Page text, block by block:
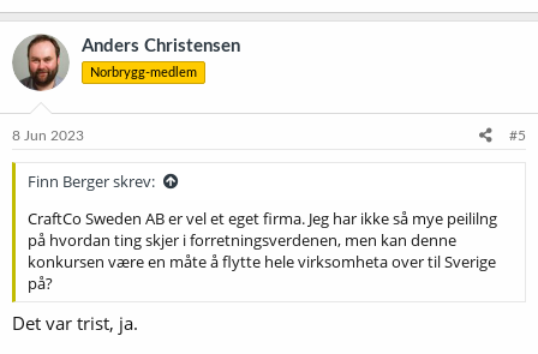
Anders Christensen
Norbrygg-medlem
8 Jun 2023 #5
Finn Berger skrev:
CraftCo Sweden AB er vel et eget firma. Jeg har ikke så mye peililng
på hvordan ting skjer i forretningsverdenen, men kan denne
konkursen være en måte å flytte hele virksomheta over til Sverige
på?
Det var trist, ja.